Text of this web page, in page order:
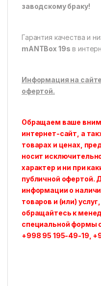
заводскому браку!
Гарантия качества и
mANTBox 19s в
Информация на
офертой.
Обращаем ваше
интернет-сайт, а
товарах и ценах,
носит
характер и ни при
публичной офертой.
информации о
товаров и (или)
обращайтесь к
специальной формы
+998 95 195-49-19,